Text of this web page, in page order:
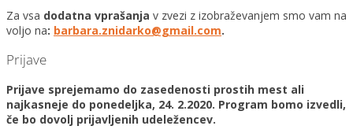
Za vsa dodatna vprašanja v zvezi z izobraževanjem smo vam na
voljo na: barbara.znidarko@gmail.com.
Prijave
Prijave sprejemamo do zasedenosti prostih mest ali
najkasneje do ponedeljka, 24. 2.2020. Program bomo izvedli,
če bo dovolj prijavljenih udeležencev.